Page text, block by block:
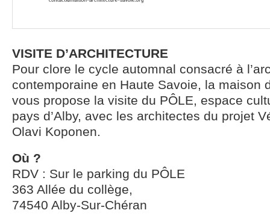
VISITE D’ARCHITECTURE
Pour clore le cycle automnal consacré à
contemporaine en Haute Savoie, la maison
vous propose la visite du PÔLE, espace
pays d’Alby, avec les architectes du projet
Olavi Koponen.
Où ?
RDV : Sur le parking du PÔLE
363 Allée du collège,
74540 Alby-Sur-Chéran